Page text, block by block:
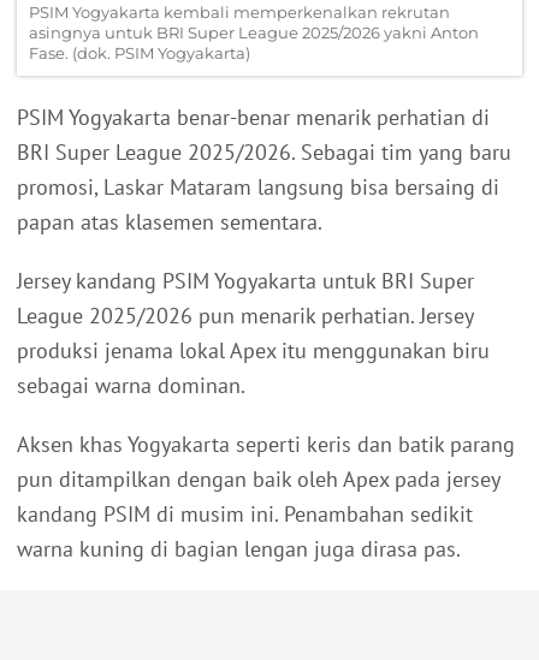
PSIM Yogyakarta kembali memperkenalkan rekrutan
asingnya untuk BRI Super League 2025/2026 yakni Anton
Fase. (dok. PSIM Yogyakarta)
PSIM Yogyakarta benar-benar menarik perhatian di
BRI Super League 2025/2026. Sebagai tim yang baru
promosi, Laskar Mataram langsung bisa bersaing di
papan atas klasemen sementara.
Jersey kandang PSIM Yogyakarta untuk BRI Super
League 2025/2026 pun menarik perhatian. Jersey
produksi jenama lokal Apex itu menggunakan biru
sebagai warna dominan.
Aksen khas Yogyakarta seperti keris dan batik parang
pun ditampilkan dengan baik oleh Apex pada jersey
kandang PSIM di musim ini. Penambahan sedikit
warna kuning di bagian lengan juga dirasa pas.